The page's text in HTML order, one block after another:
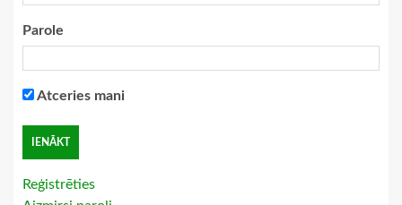
Parole
Atceries mani
Reģistrēties